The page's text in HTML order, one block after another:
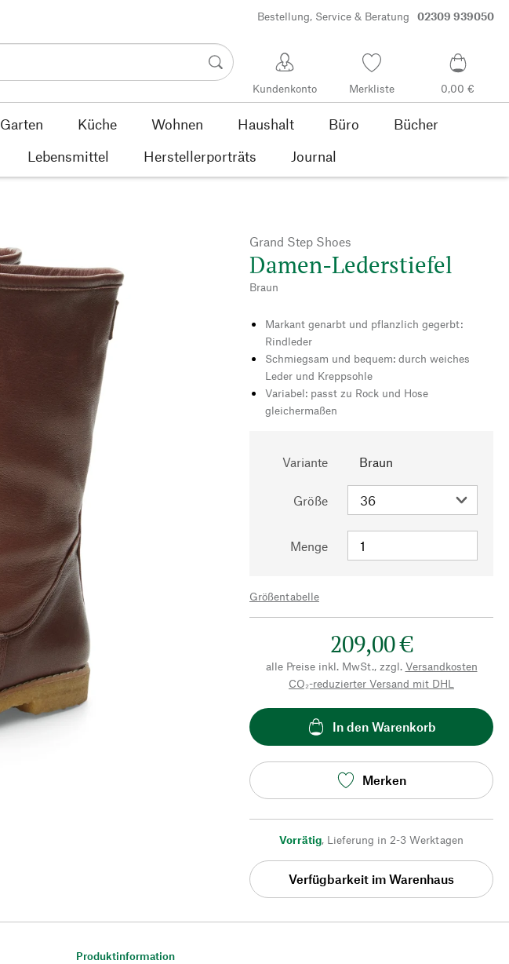
Bestellung, Service & Beratung 02309 939050
Kundenkonto Merkliste 0,00 €
Garten Küche Wohnen Haushalt Büro
Bücher
Lebensmittel Herstellerporträts Journal
Grand Step Shoes
Damen-Lederstiefel
Braun
Markant genarbt und pflanzlich gegerbt:
Rindleder
Schmiegsam und bequem: durch weiches
Leder und Kreppsohle
Variabel: passt zu Rock und Hose
gleichermaßen
Variante Braun
Größe
Menge
Größentabelle
209,00 €
alle Preise inkl. MwSt., zzgl. Versandkosten
CO₂-reduzierter Versand mit DHL
In den Warenkorb
Merken
Vorrätig, Lieferung in 2-3 Werktagen
Verfügbarkeit im Warenhaus
Produktinformation